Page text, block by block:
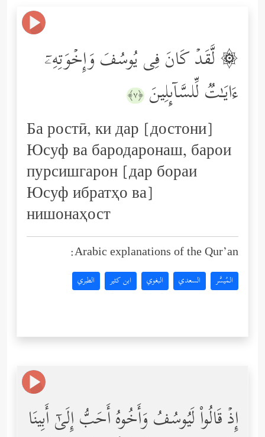
۞ لَّقَدۡ كَانَ فِی یُوسُفَ وَإِخۡوَتِهِۦۤ
ءَایَـٰتࣱ لِّلسَّاۤىِٕلِینَ ﴿٧﴾
Ба ростӣ, ки дар [достони]
Юсуф ва бародаронаш, барои
пурсишгарон [дар бораи
Юсуф ибратҳо ва]
нишонаҳост
Arabic explanations of the Qur’an:
المُيسَّر السعدي البغوي ابن كثير الطبري
إِذۡ قَالُواْ لَیُوسُفُ وَأَخُوهُ أَحَبُّ إِلَىٰۤ أَبِینَا